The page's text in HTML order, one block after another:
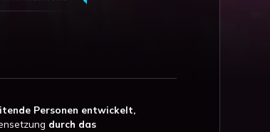
Personen entwickelt,
durch das